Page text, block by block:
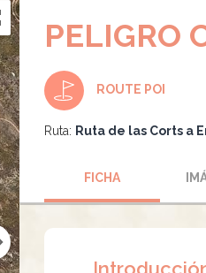
PELIGRO
ROUTE POI
Ruta: Ruta de las Corts a
FICHA